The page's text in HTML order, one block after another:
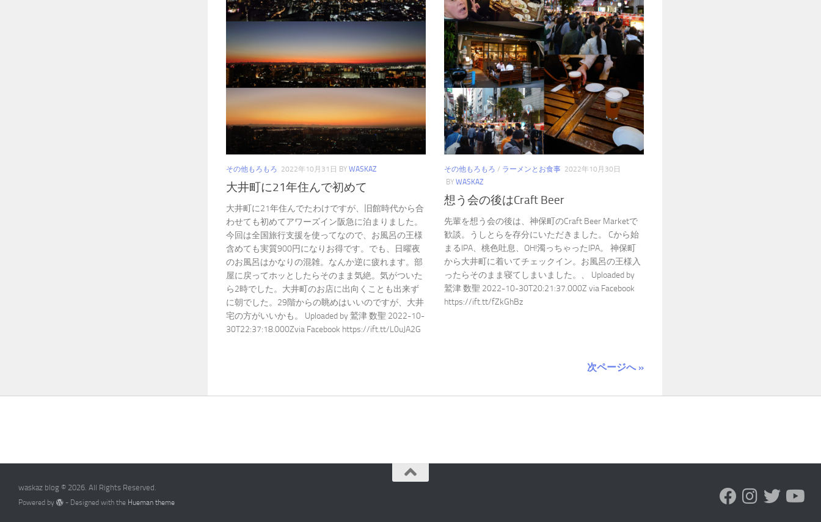
その他もろもろ 2022年10月31日 BY WASKAZ
大井町に21年住んで初めて
大井町に21年住んでたわけですが、旧館時代から合
わせても初めてアワーズイン阪急に泊まりました。
今回は全国旅行支援を使ってなので、お風呂の王様
含めても実質900円になりお得です。でも、日曜夜
のお風呂はかなりの混雑。なんか逆に疲れます。部
屋に戻ってホッとしたらそのまま気絶。気がついた
ら2時でした。大井町のお店に出向くことも出来ず
に朝でした。29階からの眺めはいいのですが、大井
宅の方がいいかも。 Uploaded by 鷲津 数聖 2022-10-
30T22:37:18.000Zvia Facebook https://ift.tt/L0uJA2G
その他もろもろ / ラーメンとお食事 2022年10月30日
BY WASKAZ
想う会の後はCraft Beer
先輩を想う会の後は、神保町のCraft Beer Marketで
歓談。うしとらを存分にいただきました。 Cから始
まるIPA、桃色吐息、OH!濁っちゃったIPA。 神保町
から大井町に着いてチェックイン。お風呂の王様入
ったらそのまま寝てしまいました。、 Uploaded by
鷲津 数聖 2022-10-30T20:21:37.000Z via Facebook
https://ift.tt/fZkGhBz
次ページへ »
waskaz blog © 2026. All Rights Reserved.
Powered by - Designed with the Hueman theme